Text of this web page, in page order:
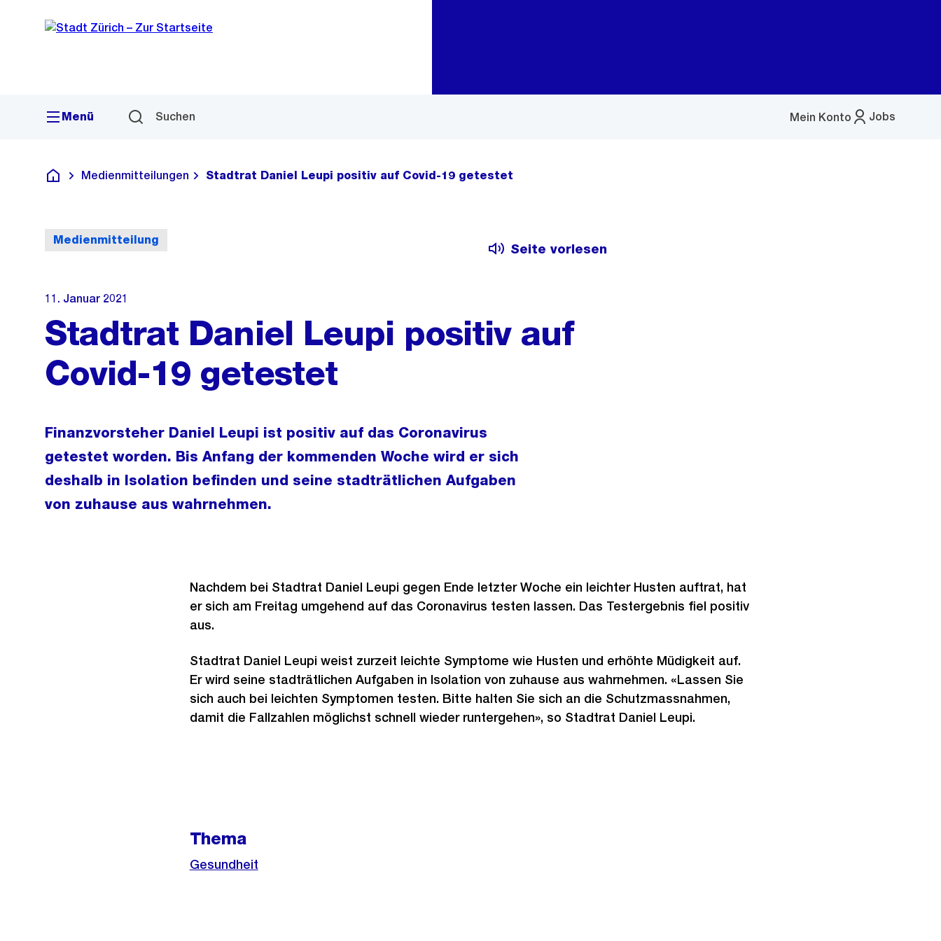
Navigation
Sprunglink
Menü Suchen Jobs
Mein Konto
Menü
Deutsch
Medienmitteilungen Stadtrat Daniel Leupi positiv auf Covid-19 getestet
Medienmitteilung
Seite vorlesen
11. Januar 2021
Stadtrat Daniel Leupi positiv auf
Covid-19 getestet
Finanzvorsteher Daniel Leupi ist positiv auf das Coronavirus
getestet worden. Bis Anfang der kommenden Woche wird er sich
deshalb in Isolation befinden und seine stadträtlichen Aufgaben
von zuhause aus wahrnehmen.
Nachdem bei Stadtrat Daniel Leupi gegen Ende letzter Woche ein leichter Husten auftrat, hat
er sich am Freitag umgehend auf das Coronavirus testen lassen. Das Testergebnis fiel positiv
aus.
Stadtrat Daniel Leupi weist zurzeit leichte Symptome wie Husten und erhöhte Müdigkeit auf.
Er wird seine stadträtlichen Aufgaben in Isolation von zuhause aus wahrnehmen. «Lassen Sie
sich auch bei leichten Symptomen testen. Bitte halten Sie sich an die Schutzmassnahmen,
damit die Fallzahlen möglichst schnell wieder runtergehen», so Stadtrat Daniel Leupi.
Thema
Gesundheit